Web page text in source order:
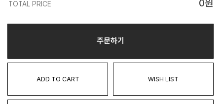
TOTAL PRICE 0원
주문하기
ADD TO CART WISH LIST